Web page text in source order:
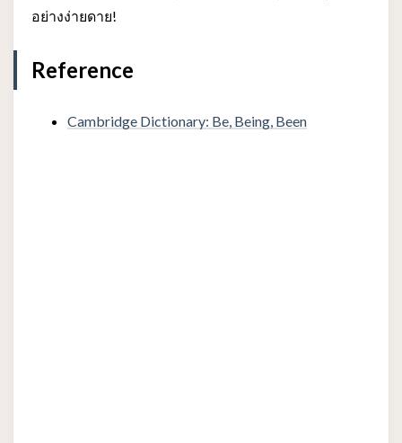
อย่างง่ายดาย!
Reference
Cambridge Dictionary: Be, Being, Been